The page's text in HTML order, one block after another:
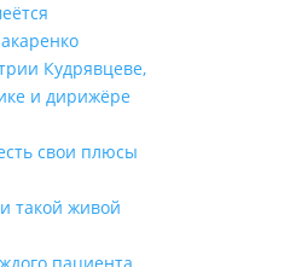
Кудрявцеве,
и дирижёре
свои плюсы
такой живой